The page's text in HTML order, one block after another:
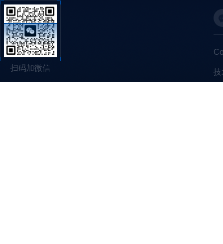
扫码加微信 技